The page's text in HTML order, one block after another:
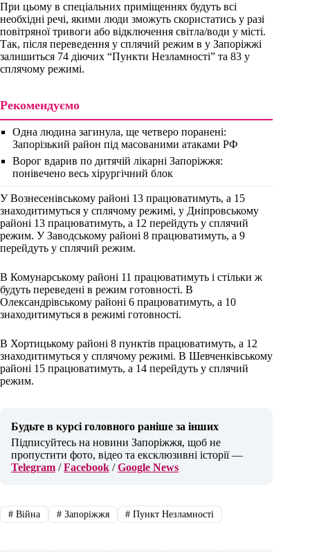
При цьому в спеціальних приміщеннях будуть всі
необхідні речі, якими люди зможуть скористатись у разі
повітряної тривоги або відключення світла/води у місті.
Так, після переведення у сплячий режим в у Запоріжжі
залишиться 74 діючих “Пункти Незламності” та 83 у
сплячому режимі.
Рекомендуємо
Одна людина загинула, ще четверо поранені:
Запорізький район під масованими атаками РФ
Ворог вдарив по дитячій лікарні Запоріжжя:
понівечено весь хірургічний блок
У Вознесенівському районі 13 працюватимуть, а 15
знаходитимуться у сплячому режимі, у Дніпровському
районі 13 працюватимуть, а 12 перейдуть у сплячий
режим. У Заводському районі 8 працюватимуть, а 9
перейдуть у сплячий режим.
В Комунарському районі 11 працюватимуть і стільки ж
будуть переведені в режим готовності. В
Олександрівському районі 6 працюватимуть, а 10
знаходитимуться в режимі готовності.
В Хортицькому районі 8 пунктів працюватимуть, а 12
знаходитимуться у сплячому режимі. В Шевченківському
районі 15 працюватимуть, а 14 перейдуть у сплячий
режим.
Будьте в курсі головного раніше за інших
Підписуйтесь на новини Запоріжжя, щоб не
пропустити фото, відео та ексклюзивні історії —
Telegram /Facebook /Google News
#Війна #Запоріжжя # Пункт Незламності